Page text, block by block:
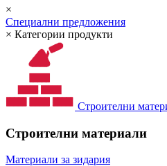
×
Специални предложения
× Категории продукти
Строителни
Строителни материали
Материали за зидария